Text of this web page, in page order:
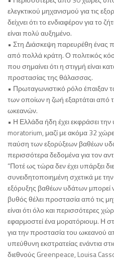
ελεγκτικού μηχανισμού για τις
δείχνει ότι το ενδιαφέρον για το
είναι πολύ αυξημένο.
• Στη Διάσκεψη παρευρέθη ένας
από πολλά κράτη. Ο πολιτικός
που σημαίνει ότι η στιγμή είναι
προστασίας της θάλασσας.
• Πρωταγωνιστικό ρόλο έπαιξαν
των οποίων η ζωή εξαρτάται από
ωκεανών.
• Η Ελλάδα ήδη έχει εκφράσει
moratorium, μαζί με ακόμα 32
παύση των εξορύξεων βαθέων
περισσότερα δεδομένα για τον
“Ποτέ ως τώρα δεν έχει υπάρξει
συνειδητοποιημένη σχετικά με
εξόρυξης βαθέων υδάτων
βυθός θέλει προστασία από τις
είναι ότι όλο και περισσότερες
εφαρμοστεί ένα μορατόριουμ. Η
για την προστασία του ωκεανού
υπεύθυνη εκστρατείας ενάντια
διεθνούς Greenpeace, Louisa